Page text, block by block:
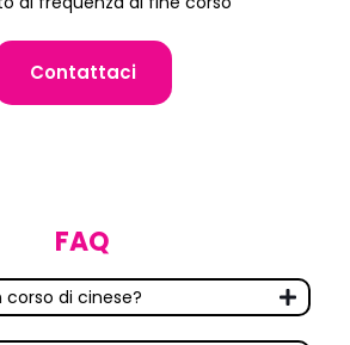
Contattaci
FAQ
di cinese?